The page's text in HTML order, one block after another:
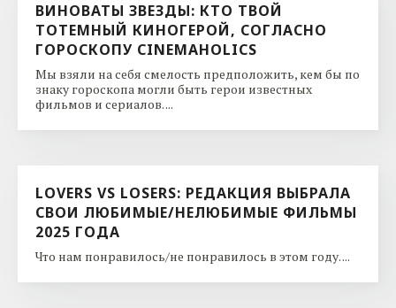
ВИНОВАТЫ ЗВЕЗДЫ: КТО ТВОЙ
ТОТЕМНЫЙ КИНОГЕРОЙ, СОГЛАСНО
ГОРОСКОПУ CINEMAHOLICS
Мы взяли на себя смелость предположить, кем бы по
знаку гороскопа могли быть герои известных
фильмов и сериалов. ...
LOVERS VS LOSERS: РЕДАКЦИЯ ВЫБРАЛА
СВОИ ЛЮБИМЫЕ/НЕЛЮБИМЫЕ ФИЛЬМЫ
2025 ГОДА
Что нам понравилось/не понравилось в этом году. ...